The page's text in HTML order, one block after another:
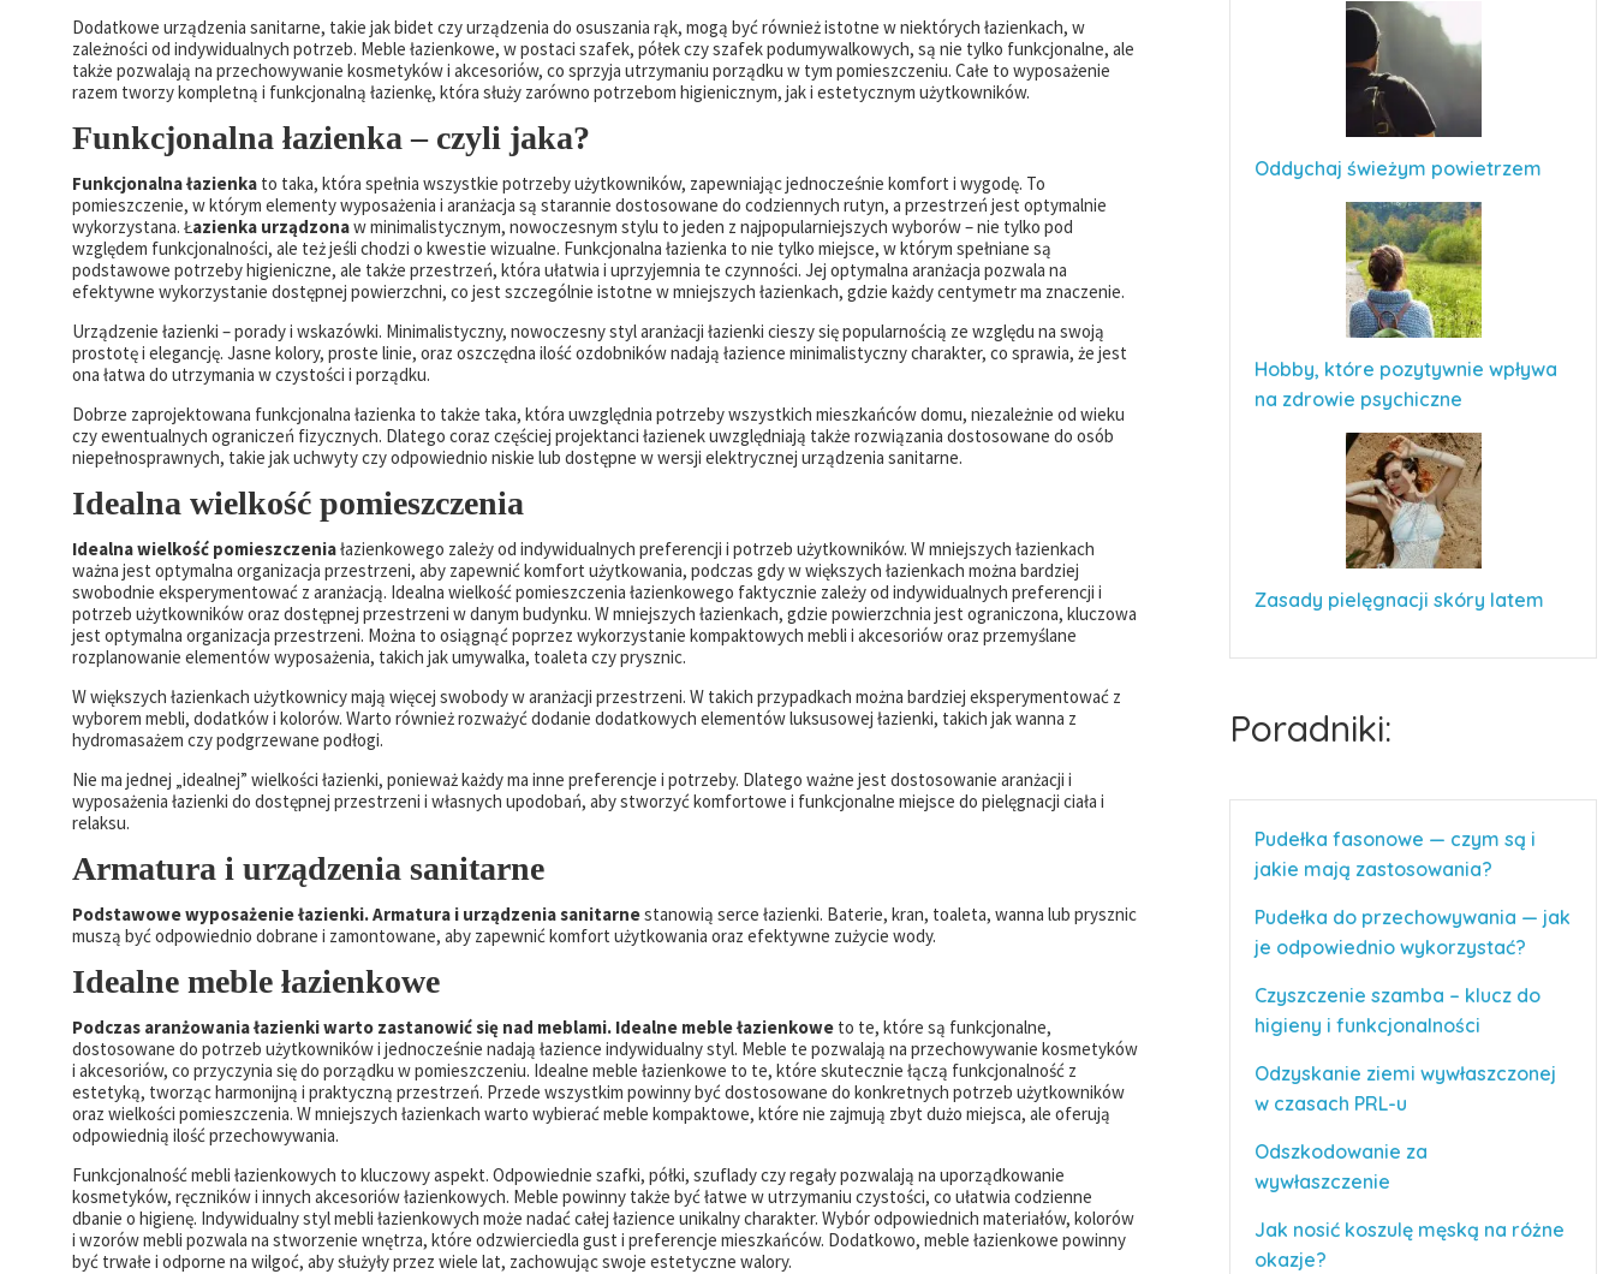
Dodatkowe urządzenia sanitarne, takie jak bidet czy urządzenia do osuszania rąk, mogą być również istotne w niektórych łazienkach, w
zależności od indywidualnych potrzeb. Meble łazienkowe, w postaci szafek, półek czy szafek podumywalkowych, są nie tylko funkcjonalne, ale
także pozwalają na przechowywanie kosmetyków i akcesoriów, co sprzyja utrzymaniu porządku w tym pomieszczeniu. Całe to wyposażenie
razem tworzy kompletną i funkcjonalną łazienkę, która służy zarówno potrzebom higienicznym, jak i estetycznym użytkowników.
Funkcjonalna łazienka – czyli jaka?
Funkcjonalna łazienka to taka, która spełnia wszystkie potrzeby użytkowników, zapewniając jednocześnie komfort i wygodę. To
pomieszczenie, w którym elementy wyposażenia i aranżacja są starannie dostosowane do codziennych rutyn, a przestrzeń jest optymalnie
wykorzystana. Łazienka urządzonaw minimalistycznym, nowoczesnym stylu to jeden z najpopularniejszych wyborów – nie tylko pod
względem funkcjonalności, ale też jeśli chodzi o kwestie wizualne. Funkcjonalna łazienka to nie tylko miejsce, w którym spełniane są
podstawowe potrzeby higieniczne, ale także przestrzeń, która ułatwia i uprzyjemnia te czynności. Jej optymalna aranżacja pozwala na
efektywne wykorzystanie dostępnej powierzchni, co jest szczególnie istotne w mniejszych łazienkach, gdzie każdy centymetr ma znaczenie.
Urządzenie łazienki – porady i wskazówki. Minimalistyczny, nowoczesny styl aranżacji łazienki cieszy się popularnością ze względu na swoją
prostotę i elegancję. Jasne kolory, proste linie, oraz oszczędna ilość ozdobników nadają łazience minimalistyczny charakter, co sprawia, że jest
ona łatwa do utrzymania w czystości i porządku.
Dobrze zaprojektowana funkcjonalna łazienka to także taka, która uwzględnia potrzeby wszystkich mieszkańców domu, niezależnie od wieku
czy ewentualnych ograniczeń fizycznych. Dlatego coraz częściej projektanci łazienek uwzględniają także rozwiązania dostosowane do osób
niepełnosprawnych, takie jak uchwyty czy odpowiednio niskie lub dostępne w wersji elektrycznej urządzenia sanitarne.
Idealna wielkość pomieszczenia
Idealna wielkość pomieszczeniałazienkowego zależy od indywidualnych preferencji i potrzeb użytkowników. W mniejszych łazienkach
ważna jest optymalna organizacja przestrzeni, aby zapewnić komfort użytkowania, podczas gdy w większych łazienkach można bardziej
swobodnie eksperymentować z aranżacją. Idealna wielkość pomieszczenia łazienkowego faktycznie zależy od indywidualnych preferencji i
potrzeb użytkowników oraz dostępnej przestrzeni w danym budynku. W mniejszych łazienkach, gdzie powierzchnia jest ograniczona, kluczowa
jest optymalna organizacja przestrzeni. Można to osiągnąć poprzez wykorzystanie kompaktowych mebli i akcesoriów oraz przemyślane
rozplanowanie elementów wyposażenia, takich jak umywalka, toaleta czy prysznic.
W większych łazienkach użytkownicy mają więcej swobody w aranżacji przestrzeni. W takich przypadkach można bardziej eksperymentować z
wyborem mebli, dodatków i kolorów. Warto również rozważyć dodanie dodatkowych elementów luksusowej łazienki, takich jak wanna z
hydromasażem czy podgrzewane podłogi.
Nie ma jednej „idealnej” wielkości łazienki, ponieważ każdy ma inne preferencje i potrzeby. Dlatego ważne jest dostosowanie aranżacji i
wyposażenia łazienki do dostępnej przestrzeni i własnych upodobań, aby stworzyć komfortowe i funkcjonalne miejsce do pielęgnacji ciała i
relaksu.
Armatura i urządzenia sanitarne
Podstawowe wyposażenie łazienki. Armatura i urządzenia sanitarnestanowią serce łazienki. Baterie, kran, toaleta, wanna lub prysznic
muszą być odpowiednio dobrane i zamontowane, aby zapewnić komfort użytkowania oraz efektywne zużycie wody.
Idealne meble łazienkowe
Podczas aranżowania łazienki warto zastanowić się nad meblami. Idealne meble łazienkowe to te, które są funkcjonalne,
dostosowane do potrzeb użytkowników i jednocześnie nadają łazience indywidualny styl. Meble te pozwalają na przechowywanie kosmetyków
i akcesoriów, co przyczynia się do porządku w pomieszczeniu. Idealne meble łazienkowe to te, które skutecznie łączą funkcjonalność z
estetyką, tworząc harmonijną i praktyczną przestrzeń. Przede wszystkim powinny być dostosowane do konkretnych potrzeb użytkowników
oraz wielkości pomieszczenia. W mniejszych łazienkach warto wybierać meble kompaktowe, które nie zajmują zbyt dużo miejsca, ale oferują
odpowiednią ilość przechowywania.
Funkcjonalność mebli łazienkowych to kluczowy aspekt. Odpowiednie szafki, półki, szuflady czy regały pozwalają na uporządkowanie
kosmetyków, ręczników i innych akcesoriów łazienkowych. Meble powinny także być łatwe w utrzymaniu czystości, co ułatwia codzienne
dbanie o higienę. Indywidualny styl mebli łazienkowych może nadać całej łazience unikalny charakter. Wybór odpowiednich materiałów, kolorów
i wzorów mebli pozwala na stworzenie wnętrza, które odzwierciedla gust i preferencje mieszkańców. Dodatkowo, meble łazienkowe powinny
być trwałe i odporne na wilgoć, aby służyły przez wiele lat, zachowując swoje estetyczne walory.
Oddychaj świeżym powietrzem
Hobby, które pozytywnie wpływa
na zdrowie psychiczne
Zasady pielęgnacji skóry latem
Poradniki:
Pudełka fasonowe — czym są i
jakie mają zastosowania?
Pudełka do przechowywania — jak
je odpowiednio wykorzystać?
Czyszczenie szamba – klucz do
higieny i funkcjonalności
Odzyskanie ziemi wywłaszczonej
w czasach PRL-u
Odszkodowanie za
wywłaszczenie
Jak nosić koszulę męską na różne
okazje?